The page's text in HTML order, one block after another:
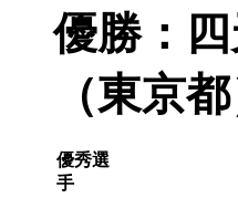
優勝：
（東京
優秀選
手